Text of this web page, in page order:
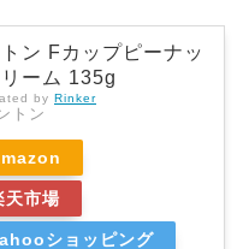
ン Fカップピーナッ
ーム 135g
by Rinker
トン
天市場
ショッピング